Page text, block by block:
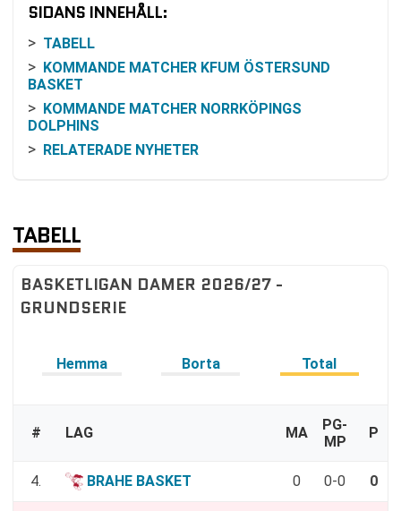
SIDANS INNEHÅLL:
TABELL
KOMMANDE MATCHER KFUM ÖSTERSUND
BASKET
KOMMANDE MATCHER NORRKÖPINGS
DOLPHINS
RELATERADE NYHETER
TABELL
BASKETLIGAN DAMER 2026/27 -
GRUNDSERIE
Hemma Borta Total
# LAG MA
PG-
MP
P
4. BRAHE BASKET 0 0-0 0